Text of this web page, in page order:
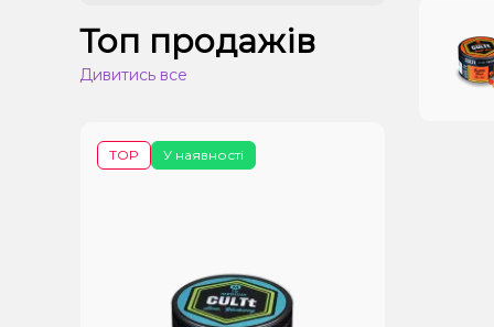
Топ продажів
Дивитись все
У наявності
TOP